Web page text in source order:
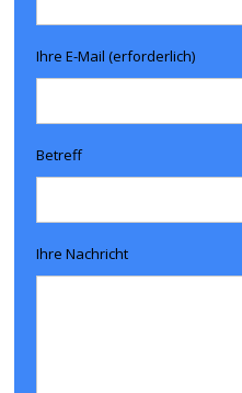
Ihre E-Mail (erforderlich)
Betreff
Ihre Nachricht